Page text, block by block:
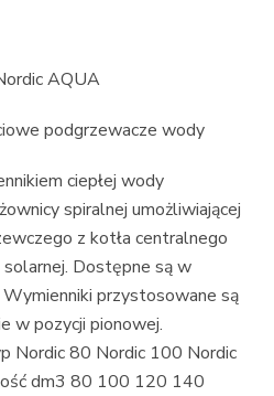
AQUA
podgrzewacze wody
ciepłej wody
spiralnej umożliwiającej
z kotła centralnego
Dostępne są w
przystosowane są
w pozycji pionowej.
Nordic 80 Nordic 100 Nordic
dm3 80 100 120 140